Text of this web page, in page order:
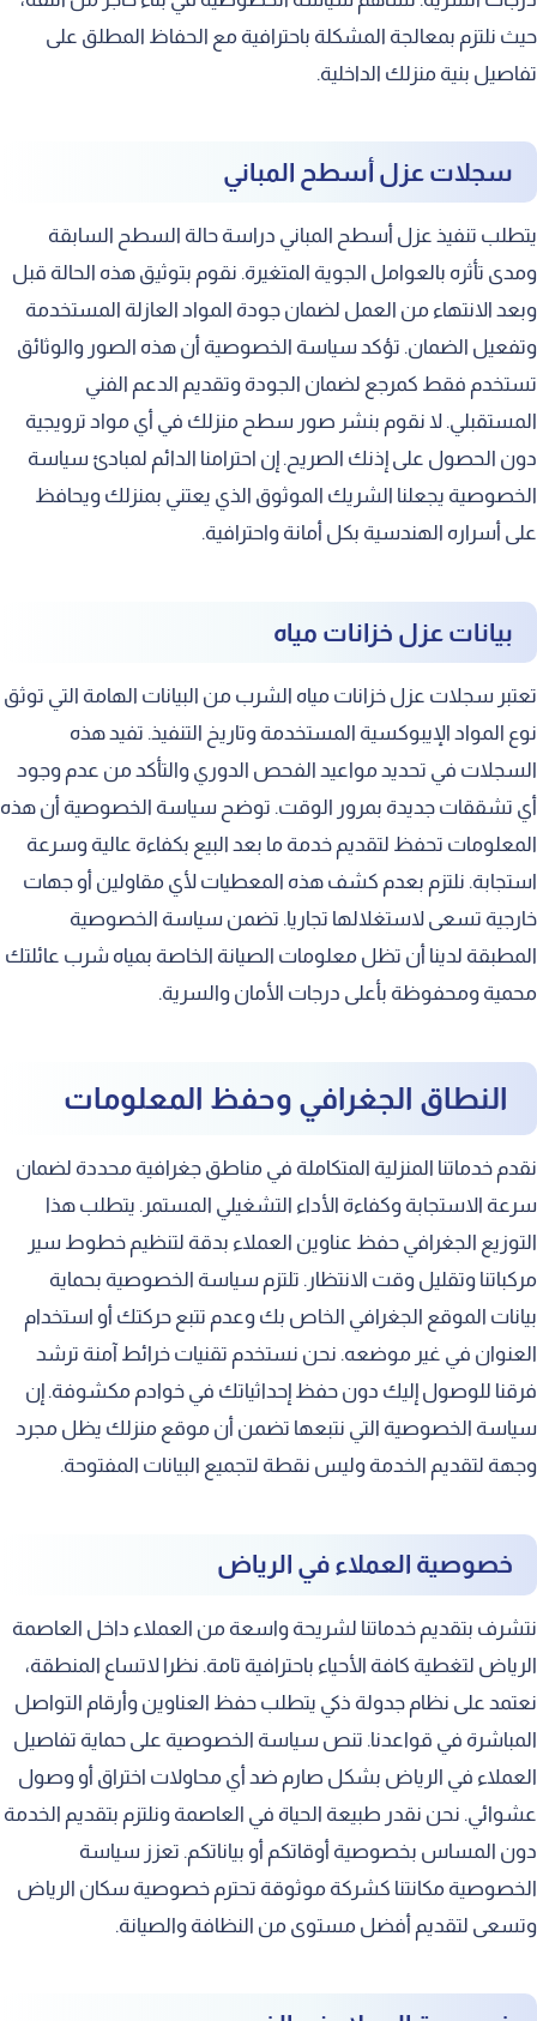
حيث نلتزم بمعالجة المشكلة باحترافية مع الحفاظ المطلق على
تفاصيل بنية منزلك الداخلية.
سجلات عزل أسطح المباني
يتطلب تنفيذ عزل أسطح المباني دراسة حالة السطح السابقة
ومدى تأثره بالعوامل الجوية المتغيرة. نقوم بتوثيق هذه الحالة قبل
وبعد الانتهاء من العمل لضمان جودة المواد العازلة المستخدمة
وتفعيل الضمان. تؤكد سياسة الخصوصية أن هذه الصور والوثائق
تستخدم فقط كمرجع لضمان الجودة وتقديم الدعم الفني
المستقبلي. لا نقوم بنشر صور سطح منزلك في أي مواد ترويجية
دون الحصول على إذنك الصريح. إن احترامنا الدائم لمبادئ سياسة
الخصوصية يجعلنا الشريك الموثوق الذي يعتني بمنزلك ويحافظ
على أسراره الهندسية بكل أمانة واحترافية.
بيانات عزل خزانات مياه
تعتبر سجلات عزل خزانات مياه الشرب من البيانات الهامة التي توثق
نوع المواد الإيبوكسية المستخدمة وتاريخ التنفيذ. تفيد هذه
السجلات في تحديد مواعيد الفحص الدوري والتأكد من عدم وجود
أي تشققات جديدة بمرور الوقت. توضح سياسة الخصوصية أن هذه
المعلومات تحفظ لتقديم خدمة ما بعد البيع بكفاءة عالية وسرعة
استجابة. نلتزم بعدم كشف هذه المعطيات لأي مقاولين أو جهات
خارجية تسعى لاستغلالها تجاريا. تضمن سياسة الخصوصية
المطبقة لدينا أن تظل معلومات الصيانة الخاصة بمياه شرب عائلتك
محمية ومحفوظة بأعلى درجات الأمان والسرية.
النطاق الجغرافي وحفظ المعلومات
نقدم خدماتنا المنزلية المتكاملة في مناطق جغرافية محددة لضمان
سرعة الاستجابة وكفاءة الأداء التشغيلي المستمر. يتطلب هذا
التوزيع الجغرافي حفظ عناوين العملاء بدقة لتنظيم خطوط سير
مركباتنا وتقليل وقت الانتظار. تلتزم سياسة الخصوصية بحماية
بيانات الموقع الجغرافي الخاص بك وعدم تتبع حركتك أو استخدام
العنوان في غير موضعه. نحن نستخدم تقنيات خرائط آمنة ترشد
فرقنا للوصول إليك دون حفظ إحداثياتك في خوادم مكشوفة. إن
سياسة الخصوصية التي نتبعها تضمن أن موقع منزلك يظل مجرد
وجهة لتقديم الخدمة وليس نقطة لتجميع البيانات المفتوحة.
خصوصية العملاء في الرياض
نتشرف بتقديم خدماتنا لشريحة واسعة من العملاء داخل العاصمة
الرياض لتغطية كافة الأحياء باحترافية تامة. نظرا لاتساع المنطقة،
نعتمد على نظام جدولة ذكي يتطلب حفظ العناوين وأرقام التواصل
المباشرة في قواعدنا. تنص سياسة الخصوصية على حماية تفاصيل
العملاء في الرياض بشكل صارم ضد أي محاولات اختراق أو وصول
عشوائي. نحن نقدر طبيعة الحياة في العاصمة ونلتزم بتقديم الخدمة
دون المساس بخصوصية أوقاتكم أو بياناتكم. تعزز سياسة
الخصوصية مكانتنا كشركة موثوقة تحترم خصوصية سكان الرياض
وتسعى لتقديم أفضل مستوى من النظافة والصيانة.